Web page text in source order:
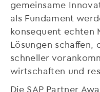
gemeinsame
als Fundament
konsequent echten
Lösungen schaffen,
schneller
wirtschaften und
Die SAP Partner